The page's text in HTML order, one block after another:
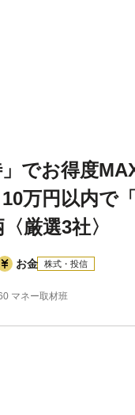
」でお得度
万円以内で
厳選3社〉
お金 株式・投信
マネー取材班